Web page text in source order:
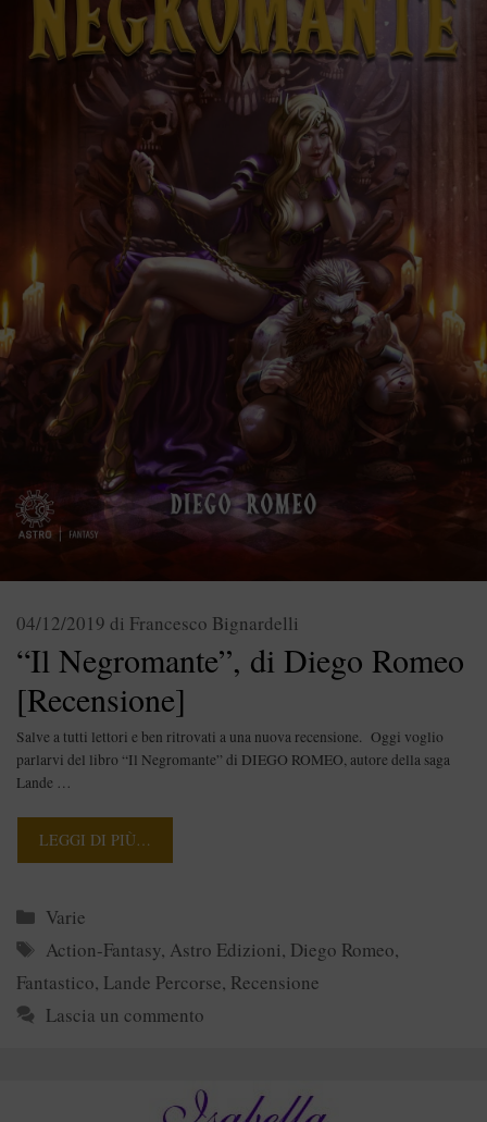
“Il Negromante”, di Diego Romeo
[Recensione]
04/12/2019 di Francesco Bignardelli
Salve a tutti lettori e ben ritrovati a una nuova recensione. Oggi voglio
parlarvi del libro “Il Negromante” di DIEGO ROMEO, autore della saga
Lande …
LEGGI DI PIÙ…
Categorie
Varie
Tag
Action-Fantasy, Astro Edizioni, Diego Romeo,
Fantastico, Lande Percorse, Recensione
Lascia un commento